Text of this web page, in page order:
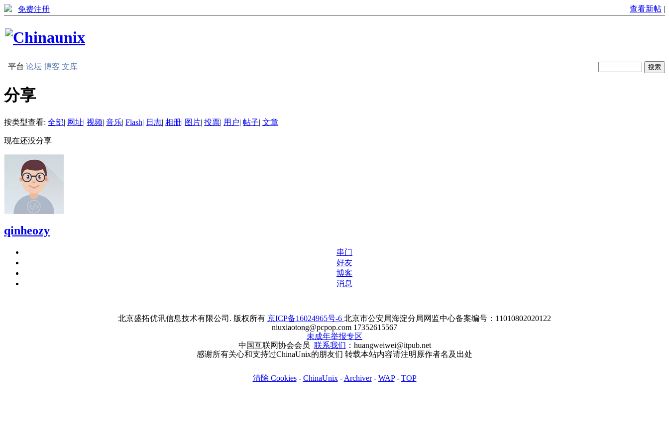
免费注册 查看新帖 |
平台 论坛 博客 文库
分享
按类型查看: 全部| 网址| 视频| 音乐| Flash| 日志| 相册| 图片| 投票| 用户| 帖子| 文章
现在还没分享
qinheozy
串门
好友
博客
消息
北京盛拓优讯信息技术有限公司. 版权所有 京ICP备16024965号-6 北京市公安局海淀分局网监中心备案编号：11010802020122
niuxiaotong@pcpop.com 17352615567
未成年举报专区
中国互联网协会会员 联系我们 ：huangweiwei@itpub.net
感谢所有关心和支持过ChinaUnix的朋友们 转载本站内容请注明原作者名及出处
清除 Cookies- ChinaUnix- Archiver- WAP- TOP